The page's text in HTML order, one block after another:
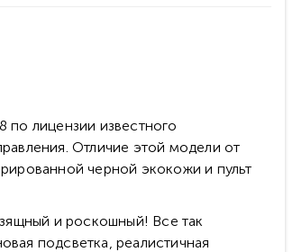
лицензии известного
Отличие этой модели от
черной экокожи и пульт
и роскошный! Все так
подсветка, реалистичная